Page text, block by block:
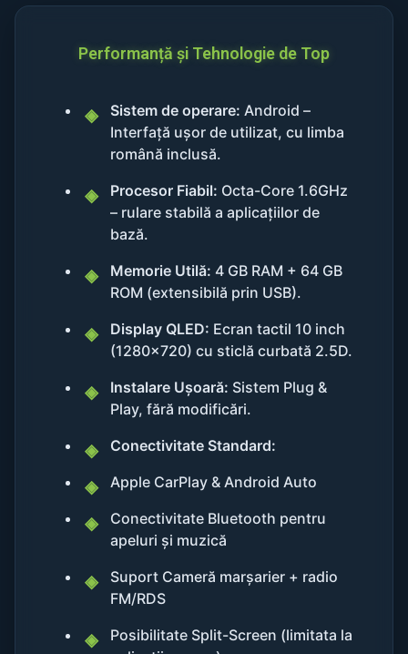
Performanță și Tehnologie de Top
Sistem de operare: Android –
Interfață ușor de utilizat, cu limba
română inclusă.
Procesor Fiabil: Octa-Core 1.6GHz
– rulare stabilă a aplicațiilor de
bază.
Memorie Utilă: 4 GB RAM + 64 GB
ROM (extensibilă prin USB).
Display QLED: Ecran tactil 10 inch
(1280x720) cu sticlă curbată 2.5D.
Instalare Ușoară: Sistem Plug &
Play, fără modificări.
Conectivitate Standard:
Apple CarPlay & Android Auto
Conectivitate Bluetooth pentru
apeluri și muzică
Suport Cameră marșarier + radio
FM/RDS
Posibilitate Split-Screen (limitata la